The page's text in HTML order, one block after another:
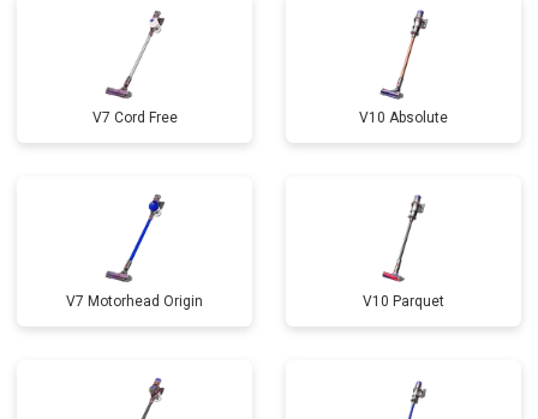
V7 Cord Free V10 Absolute
V7 Motorhead Origin V10 Parquet